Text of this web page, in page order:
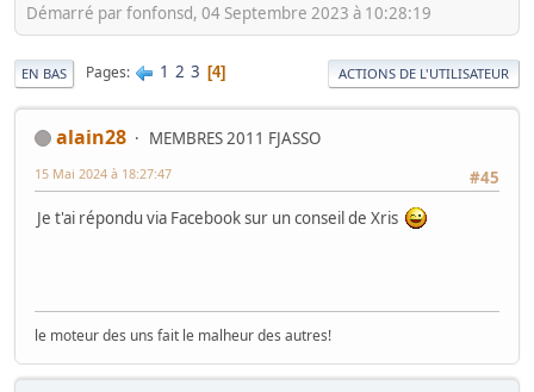
Démarré par fonfonsd, 04 Septembre 2023 à 10:28:19
EN BAS Pages 1 2 3 4 ACTIONS DE L'UTILISATEUR
alain28
MEMBRES 2011 FJASSO
#45
15 Mai 2024 à 18:27:47
Je t'ai répondu via Facebook sur un conseil de Xris
le moteur des uns fait le malheur des autres!